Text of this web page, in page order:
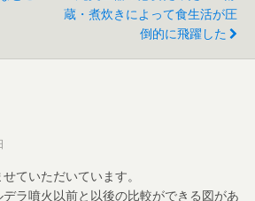
蔵・煮炊きによって食生活が圧
倒的に飛躍した
ていただいています。
ラ噴火以前と以後の比較ができる図があ